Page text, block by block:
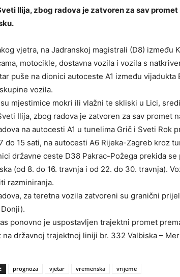
Ilija, zbog radova je zatvoren za sav
vjetra, na Jadranskoj magistrali (D8) između
motocikle, dostavna vozila i vozila s
puše na dionici autoceste A1 između
vozila.
mjestimice mokri ili vlažni te skliski u Lici,
Ilija, zbog radova je zatvoren za sav promet
na autocesti A1 u tunelima Grič i Sveti
do 15 sati, na autocesti A6 Rijeka-Zagreb kroz
državne ceste D38 Pakrac-Požega prekida
(od 8. do 16. travnja i od 22. do 30. travnja).
razminiranja.
za teretna vozila zatvoreni su granični
ponovno je uspostavljen trajektni promet
na državnoj trajektnoj liniji br. 332 Valbiska –
prognoza vjetar vremenska vrijeme